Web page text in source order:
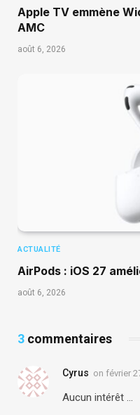
Apple TV emmène
AMC
août 6, 2026
ACTUALITÉ
AirPods : iOS 27
août 6, 2026
3 commentaires
Cyrus on février
Aucun intérêt …